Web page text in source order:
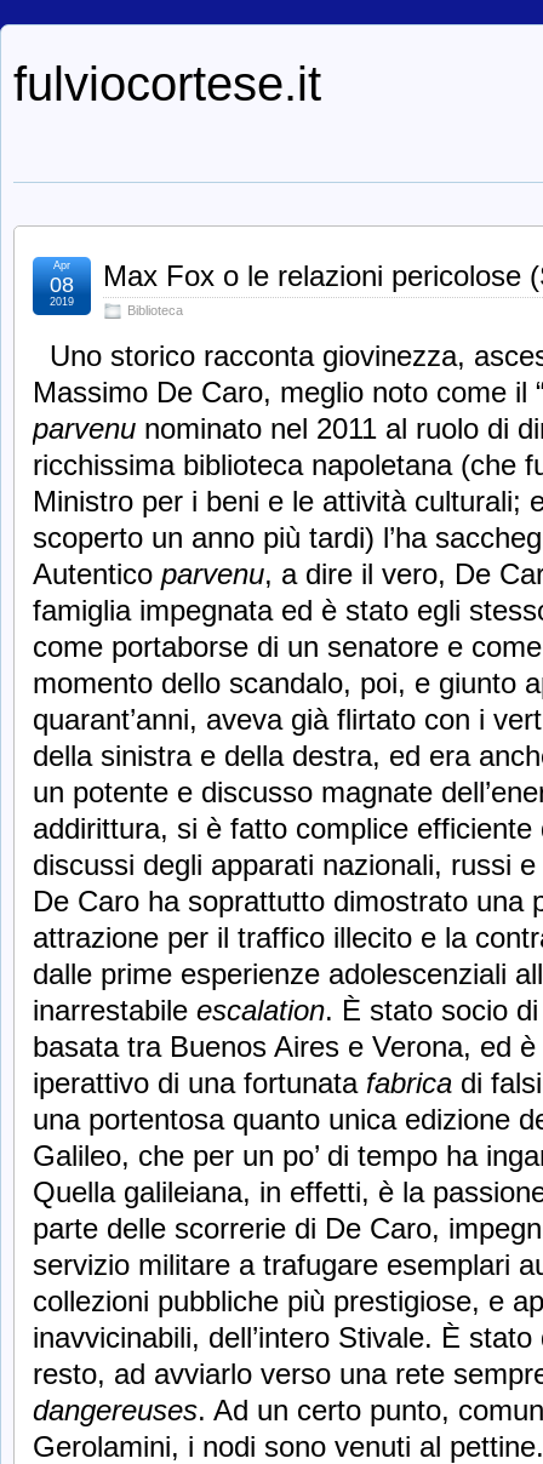
fulviocortese.it
Max Fox o le relazioni pericolose
Biblioteca
Apr
08
2019
Uno storico racconta giovinezza,
Massimo De Caro, meglio noto come il
parvenu nominato nel 2011 al ruolo di
ricchissima biblioteca napoletana (che
Ministro per i beni e le attività culturali;
scoperto un anno più tardi) l’ha
Autentico parvenu, a dire il vero, De
famiglia impegnata ed è stato egli
come portaborse di un senatore e
momento dello scandalo, poi, e giunto
quarant’anni, aveva già flirtato con i
della sinistra e della destra, ed era
un potente e discusso magnate
addirittura, si è fatto complice
discussi degli apparati nazionali, russi
De Caro ha soprattutto dimostrato una
attrazione per il traffico illecito e la
dalle prime esperienze adolescenziali
inarrestabile escalation. È stato socio
basata tra Buenos Aires e Verona, ed
iperattivo di una fortunata fabrica di
una portentosa quanto unica edizione
Galileo, che per un po’ di tempo ha
Quella galileiana, in effetti, è la
parte delle scorrerie di De Caro,
servizio militare a trafugare esemplari
collezioni pubbliche più prestigiose, e
inavvicinabili, dell’intero Stivale. È
resto, ad avviarlo verso una rete
dangereuses. Ad un certo punto,
Gerolamini, i nodi sono venuti al